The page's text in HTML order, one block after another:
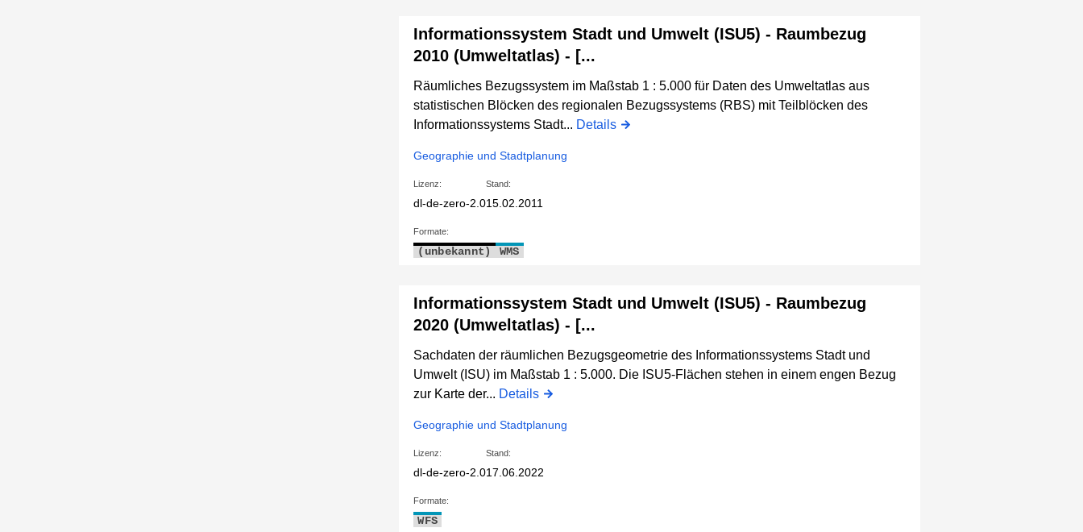
Informationssystem Stadt und Umwelt (ISU5) - Raumbezug
2010 (Umweltatlas) - [...
Räumliches Bezugssystem im Maßstab 1 : 5.000 für Daten des Umweltatlas aus
statistischen Blöcken des regionalen Bezugssystems (RBS) mit Teilblöcken des
Informationssystems Stadt... Details
Geographie und Stadtplanung
Lizenz:
dl-de-zero-2.0
Stand:
15.02.2011
Formate:
(unbekannt) WMS
Informationssystem Stadt und Umwelt (ISU5) - Raumbezug
2020 (Umweltatlas) - [...
Sachdaten der räumlichen Bezugsgeometrie des Informationssystems Stadt und
Umwelt (ISU) im Maßstab 1 : 5.000. Die ISU5-Flächen stehen in einem engen Bezug
zur Karte der... Details
Geographie und Stadtplanung
Lizenz:
dl-de-zero-2.0
Stand:
17.06.2022
Formate:
WFS